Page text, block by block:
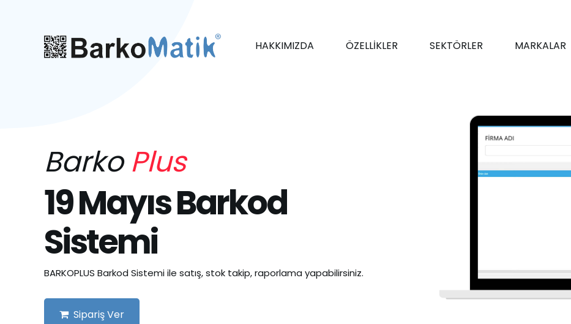
HAKKIMIZDA ÖZELLİKLER SEKTÖRLER MARKALAR
BarkoPlus
19 Mayıs Barkod
Sistemi
BARKOPLUS Barkod Sistemi ile satış, stok takip, raporlama yapabilirsiniz.
Sipariş Ver